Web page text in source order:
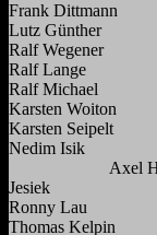
Frank Dittmann
Lutz Günther
Ralf Wegener
Ralf Lange
Ralf Michael
Karsten
Karsten Seipelt
Nedim
Axel
Jesiek
Ronny Lau
Thomas Kelpin